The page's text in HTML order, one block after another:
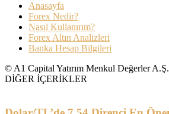
Anasayfa
Forex Nedir?
Nasıl Kullanırım?
Forex Altın Analizleri
Banka Hesap Bilgileri
© A1 Capital Yatırım Menkul Değerler A.Ş.
DİĞER İÇERİKLER